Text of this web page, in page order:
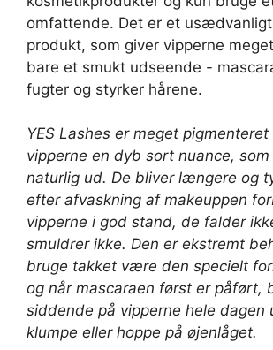
omfattende. Det er et
produkt, som giver vipperne
bare et smukt udseende -
fugter og styrker hårene.
YES Lashes er meget
vipperne en dyb sort nuance,
naturlig ud. De bliver længere og
efter afvaskning af makeuppen
vipperne i god stand, de falder
smuldrer ikke. Den er ekstremt
bruge takket være den specielt
og når mascaraen først er påført,
siddende på vipperne hele dagen
klumpe eller hoppe på øjenlåget.